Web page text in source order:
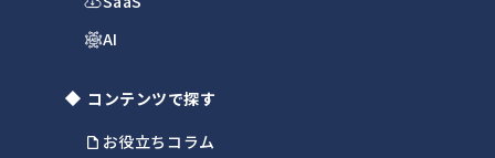
AI
コンテンツで探す
お役立ちコラム